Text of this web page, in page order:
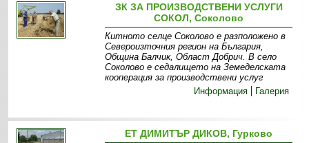
ЗК ЗА ПРОИЗВОДСТВЕНИ УСЛУГИ
СОКОЛ, Соколово
Китното селце Соколово е разположено в
Североизточния регион на България,
Община Балчик, Област Добрич. В село
Соколово е седалището на Земеделската
кооперация за производствени услуг
Информация
Галерия
ЕТ ДИМИТЪР ДИКОВ, Гурково